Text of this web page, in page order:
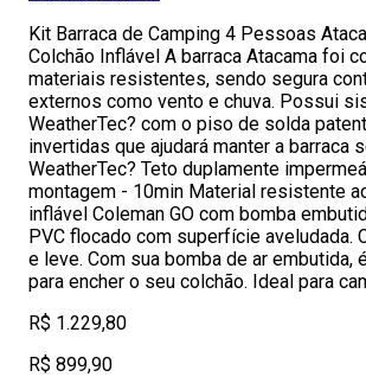
Kit Barraca de Camping 4 Pessoas
Colchão Inflável A barraca Atacama foi
materiais resistentes, sendo segura
externos como vento e chuva. Possui
WeatherTec? com o piso de solda
invertidas que ajudará manter a barraca
WeatherTec? Teto duplamente
montagem - 10min Material resistente
inflável Coleman GO com bomba
PVC flocado com superfície aveludada.
e leve. Com sua bomba de ar embutida,
para encher o seu colchão. Ideal para
R$ 1.229,80
R$ 899,90